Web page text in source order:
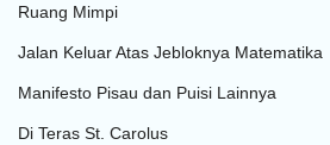
Ruang Mimpi
Jalan Keluar Atas Jebloknya Matematika
Manifesto Pisau dan Puisi Lainnya
Di Teras St. Carolus